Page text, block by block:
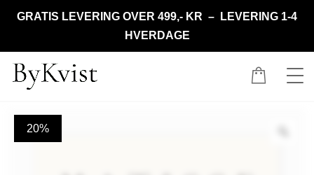
GRATIS LEVERING OVER 499,- KR – LEVERING 1-4
HVERDAGE
20%